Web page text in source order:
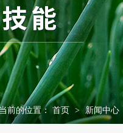
前的位置： 首页 > 新闻中心